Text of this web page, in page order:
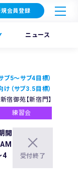
ニュース
会員登録
ブ5〜サブ4目標）
（サブ3.5目標）
新宿御苑【新宿門】
練習会
開
4
受付終了